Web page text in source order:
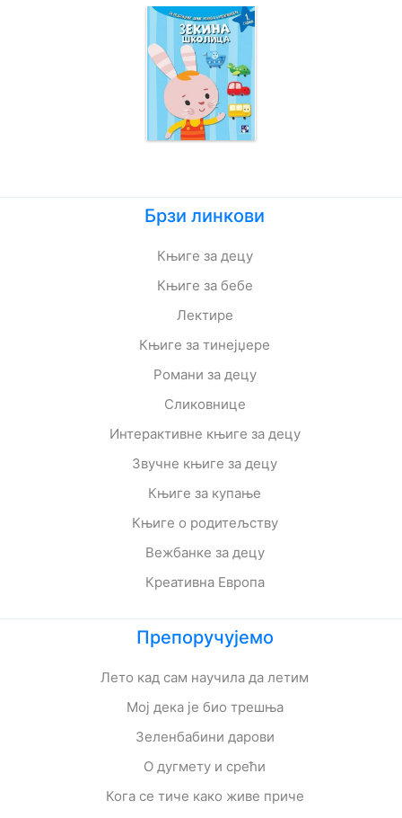
Брзи линкови
Књиге за децу
Књиге за бебе
Лектире
Књиге за тинејџере
Романи за децу
Сликовнице
Интерактивне књиге за децу
Звучне књиге за децу
Књиге за купање
Књиге о родитељству
Вежбанке за децу
Креативна Европа
Препоручујемо
Лето кад сам научила да летим
Мој дека је био трешња
Зеленбабини дарови
О дугмету и срећи
Кога се тиче како живе приче